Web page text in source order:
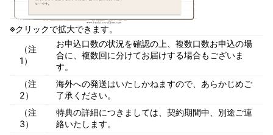
※クリックで拡大できます。
（注
1）
お申込口数の状況を確認の上、複数口数お申込の場
合に、複数回に分けてお届けする場合もございま
す。
（注
2）
海外への発送はいたしかねますので、あらかじめご
了承ください。
（注
3）
特典の詳細につきましては、契約期間中、別途ご連
絡いたします。